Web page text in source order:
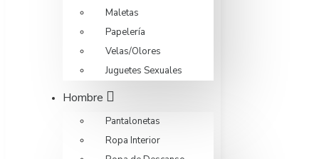
Maletas
Papelería
Velas/Olores
Juguetes Sexuales
Hombre
Pantalonetas
Ropa Interior